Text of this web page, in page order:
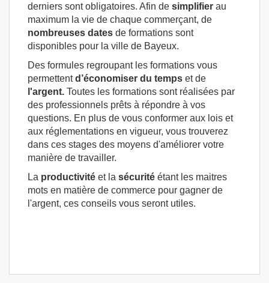
derniers sont obligatoires. Afin de simplifier au
maximum la vie de chaque commerçant, de
nombreuses dates de formations sont
disponibles pour la ville de Bayeux.
Des formules regroupant les formations vous
permettentd’économiser du temps et de
l'argent. Toutes les formations sont réalisées par
des professionnels prêts à répondre à vos
questions. En plus de vous conformer aux lois et
aux réglementations en vigueur, vous trouverez
dans ces stages des moyens d'améliorer votre
manière de travailler.
La productivité et la sécurité étant les maitres
mots en matière de commerce pour gagner de
l'argent, ces conseils vous seront utiles.